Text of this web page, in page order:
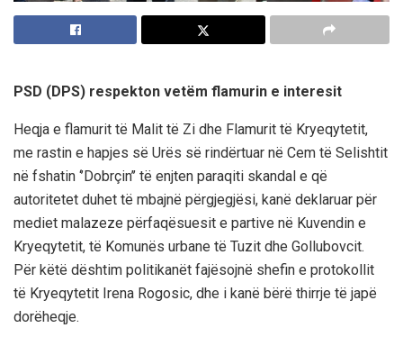
PSD (DPS) respekton vetëm flamurin e interesit
Heqja e flamurit të Malit të Zi dhe Flamurit të Kryeqytetit,
me rastin e hapjes së Urës së rindërtuar në Cem të Selishtit
në fshatin ‘’Dobrçin’’ të enjten paraqiti skandal e që
autoritetet duhet të mbajnë përgjegjësi, kanë deklaruar për
mediet malazeze përfaqësuesit e partive në Kuvendin e
Kryeqytetit, të Komunës urbane të Tuzit dhe Gollubovcit.
Për këtë dështim politikanët fajësojnë shefin e protokollit
të Kryeqytetit Irena Rogosic, dhe i kanë bërë thirrje të japë
dorëheqje.